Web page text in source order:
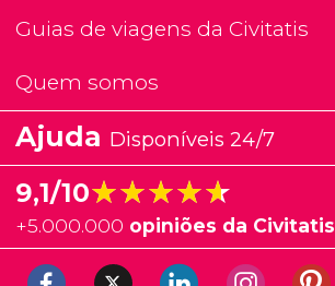
Guias de viagens da Civitatis
Quem somos
Ajuda Disponíveis 24/7
9,1/10★★★★★
★★★★★
+5.000.000 opiniões da Civitatis